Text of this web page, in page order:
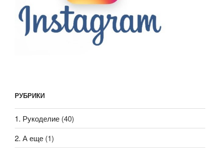
РУБРИКИ
1. Рукоделие (40)
2. А еще (1)